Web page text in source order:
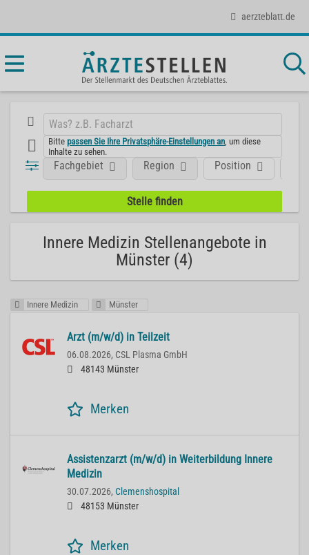
aerzteblatt.de
Bittepassen Sie Ihre Privatsphäre-Einstellungen an , um diese
Inhalte zu sehen.
Position
Fachgebiet Region
Innere Medizin Stellenangebote in
Münster (4)
Innere Medizin Münster
Arzt (m/w/d) in Teilzeit
06.08.2026, CSL Plasma GmbH
48143 Münster
Merken
Assistenzarzt (m/w/d) in Weiterbildung Innere
Medizin
30.07.2026, Clemenshospital
48153 Münster
Merken